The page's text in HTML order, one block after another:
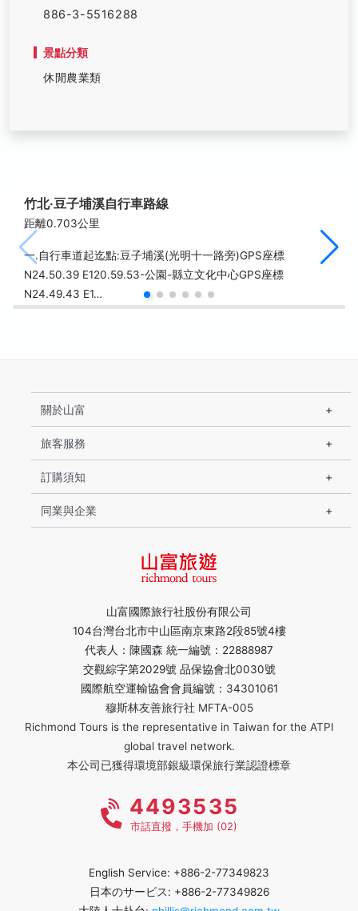
886-3-5516288
景點分類
休閒農業類
竹北‧豆子埔溪自行車路線
距離0.703公里
一.自行車道起迄點:豆子埔溪(光明十一路旁)GPS座標
N24.50.39 E120.59.53-公園-縣立文化中心GPS座標
N24.49.43 E1…
山富國際旅行社股份有限公司
104台灣台北市中山區南京東路2段85號4樓
代表人：陳國森 統一編號：22888987
交觀綜字第2029號 品保協會北0030號
國際航空運輸協會會員編號：34301061
穆斯林友善旅行社 MFTA-005
Richmond Tours is the representative in Taiwan for the ATPI
global travel network.
本公司已獲得環境部銀級環保旅行業認證標章
關於山富
旅客服務
訂購須知
同業與企業
4493535
市話直撥，手機加 (02)
English Service: +886-2-77349823
日本のサービス: +886-2-77349826